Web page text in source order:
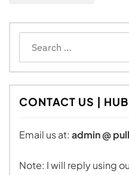
for:
CONTACT US |
Email us at: admin @
Note: I will reply using